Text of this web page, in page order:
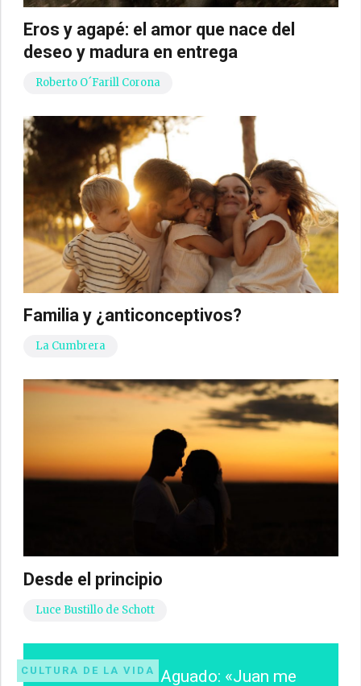
Eros y agapé: el amor que nace del
deseo y madura en entrega
Roberto O´Farill Corona
Familia y ¿anticonceptivos?
La Cumbrera
Desde el principio
Luce Bustillo de Schott
CULTURA DE LA VIDA
José Martín Aguado: «Juan me